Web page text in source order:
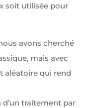
soit utilisée pour
avons cherché
mais avec
aléatoire qui rend
traitement par